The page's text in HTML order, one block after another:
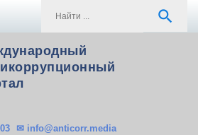
search
✉ info@anticorr.media